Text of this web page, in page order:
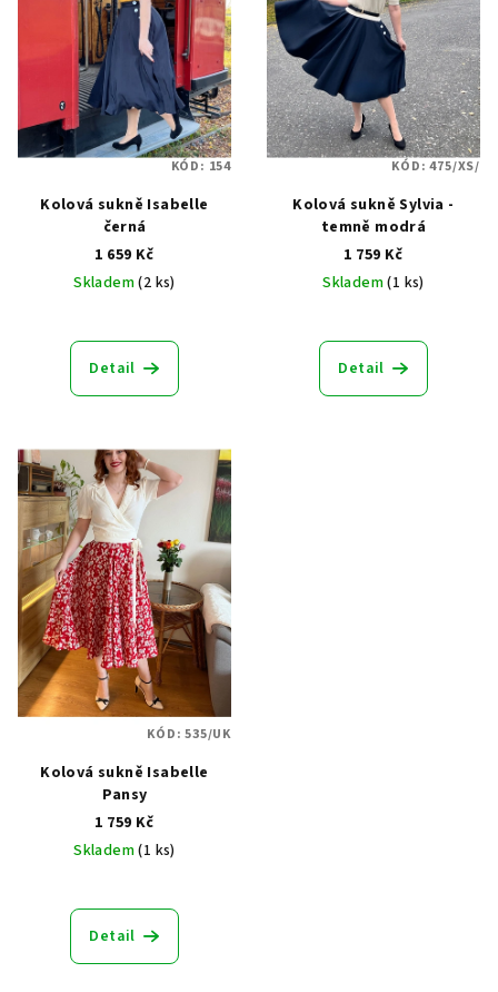
Kolová sukně Isabelle
černá
1 659 Kč
Skladem(2 ks)
hodnocení
produktu
5
hvězdiček.
Detail
KÓD: 154
Kolová sukně Sylvia -
temně modrá
1 759 Kč
Skladem(1 ks)
hodnocení
produktu
Detail
KÓD:475/XS/
Kolová sukně Isabelle
Pansy
1 759 Kč
Skladem(1 ks)
hodnocení
produktu
Detail
KÓD:535/UK